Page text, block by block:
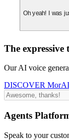
Oh yeah! I was
The expressive
Our AI voice
DISCOVER
Agents
Speak to your